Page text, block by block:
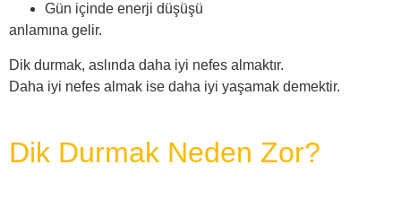
Gün içinde enerji düşüşü
anlamına gelir.
Dik durmak, aslında daha iyi nefes almaktır.
Daha iyi nefes almak ise daha iyi yaşamak demektir.
Dik Durmak Neden Zor?